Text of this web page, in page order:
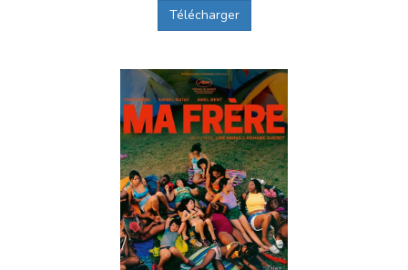
Votre ado a besoin de sensations ? Pourquoi ne pas
l'initier aux sports mécaniques grâce à un
dans un centre niché au cœur de la nature ?
Les journées de découverte adaptées à l'âge des
enfants pendant nos colonies de vacances de la
Télécharger